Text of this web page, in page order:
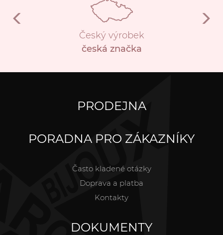
Český výrobek
česká značka
PRODEJNA
PORADNA PRO ZÁKAZNÍKY
Často kladené otázky
Doprava a platba
Kontakty
DOKUMENTY